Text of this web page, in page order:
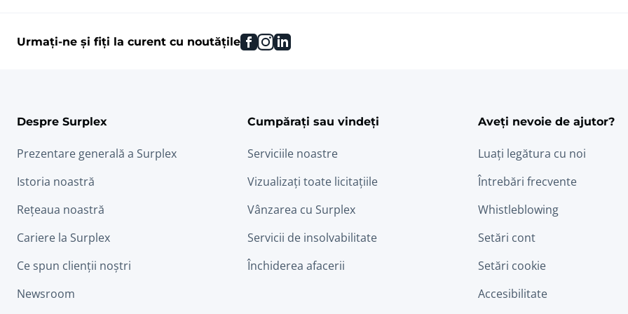
Urmați-ne și fiți la curent cu noutățile facebook
instagram
linkedin
Despre Surplex
Prezentare generală a Surplex
Istoria noastră
Rețeaua noastră
Cariere la Surplex
Ce spun clienții noștri
Newsroom
Cumpărați sau vindeți
Serviciile noastre
Vizualizați toate licitațiile
Vânzarea cu Surplex
Servicii de insolvabilitate
Închiderea afacerii
Aveți nevoie de ajutor?
Luați legătura cu noi
Întrebări frecvente
Whistleblowing
Setări cont
Setări cookie
Accesibilitate